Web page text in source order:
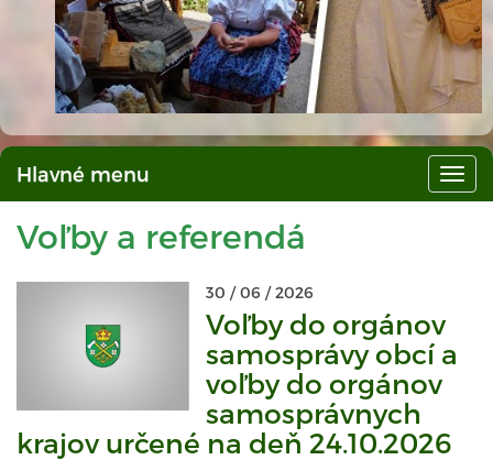
Hlavné menu
Voľby a referendá
30 / 06 / 2026
Voľby do orgánov
samosprávy obcí a
voľby do orgánov
samosprávnych
krajov určené na deň 24.10.2026